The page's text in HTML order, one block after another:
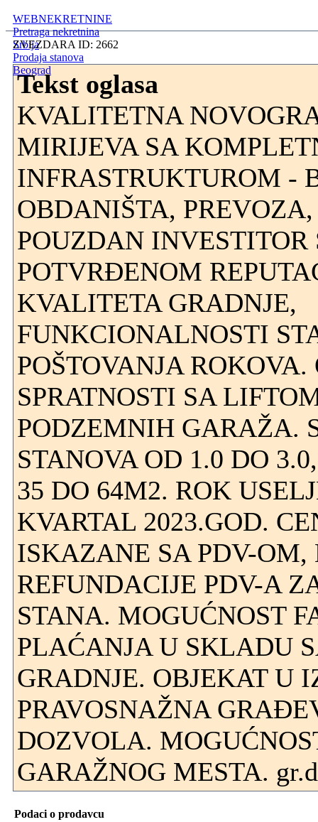
WEBNEKRETNINE
Pretraga nekretnina
Srbija
Prodaja stanova
Beograd
ZVEZDARA ID: 2662
Tekst oglasa
KVALITETNA
MIRIJEVA SA
INFRASTRUKTUROM -
OBDANIŠTA,
POUZDAN INVESTITOR
POTVRĐENOM
KVALITETA GRADNJE,
FUNKCIONALNOSTI
POŠTOVANJA
SPRATNOSTI SA
PODZEMNIH GARAŽA.
STANOVA OD 1.0 DO
35 DO 64M2. ROK
KVARTAL 2023.GOD.
ISKAZANE SA PDV-OM,
REFUNDACIJE PDV-A
STANA. MOGUĆNOST
PLAĆANJA U SKLADU
GRADNJE. OBJEKAT U
PRAVOSNAŽNA
DOZVOLA.
GARAŽNOG MESTA.
Podaci o prodavcu